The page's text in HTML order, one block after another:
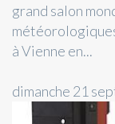
grand salon
à Vienne en...
dimanche 21